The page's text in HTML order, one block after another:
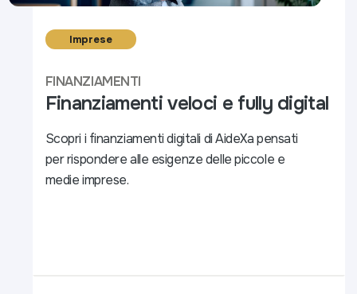
Imprese
FINANZIAMENTI
Finanziamenti veloci e fully digital
Scopri i finanziamenti digitali di AideXa pensati
per rispondere alle esigenze delle piccole e
medie imprese.